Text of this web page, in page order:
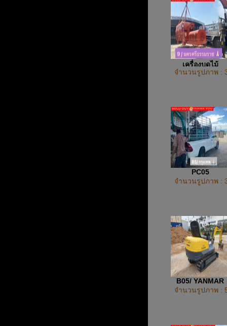
เครื่องบดไม้
จำนวนรูปภาพ :
PC05
จำนวนรูปภาพ :
B05/ YANMAR
จำนวนรูปภาพ :